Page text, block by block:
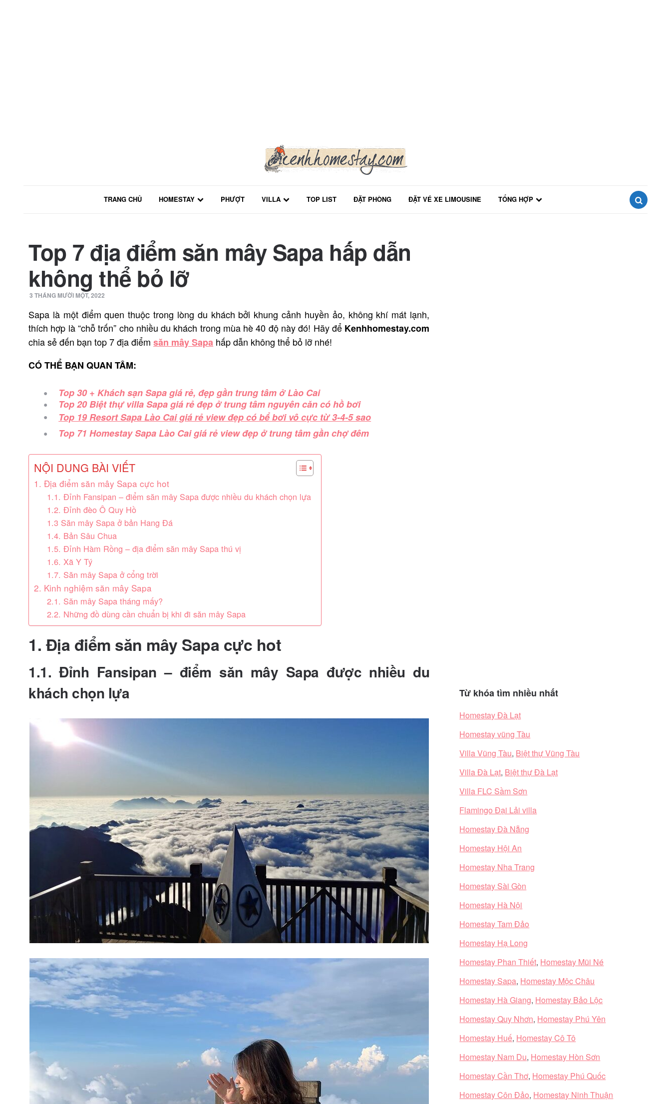
TRANG CHỦ HOMESTAY PHƯỢT VILLA TOP LIST ĐẶT PHÒNG ĐẶT VÉ XE LIMOUSINE
TỔNG HỢP
Top 7 địa điểm săn mây Sapa hấp dẫn
không thể bỏ lỡ
3 THÁNG MƯỜI MỘT, 2022
Sapa là một điểm quen thuộc trong lòng du khách bởi khung cảnh huyền ảo, không khí mát lạnh,
thích hợp là “chỗ trốn” cho nhiều du khách trong mùa hè 40 độ này đó! Hãy để Kenhhomestay.com
chia sẻ đến bạn top 7 địa điểmsăn mây Sapa hấp dẫn không thể bỏ lỡ nhé!
CÓ THỂ BẠN QUAN TÂM:
Top 30 + Khách sạn Sapa giá rẻ, đẹp gần trung tâm ở Lào Cai
Top 20 Biệt thự villa Sapa giá rẻ đẹp ở trung tâm nguyên căn có hồ bơi
Top 19 Resort Sapa Lào Cai giá rẻ view đẹp có bể bơi vô cực từ 3-4-5 sao
Top 71 Homestay Sapa Lào Cai giá rẻ view đẹp ở trung tâm gần chợ đêm
NỘI DUNG BÀI VIẾT
1. Địa điểm săn mây Sapa cực hot
1.1. Đỉnh Fansipan – điểm săn mây Sapa được nhiều du khách chọn lựa
1.2. Đỉnh đèo Ô Quy Hồ
1.3 Săn mây Sapa ở bản Hang Đá
1.4. Bản Sâu Chua
1.5. Đỉnh Hàm Rồng – địa điểm săn mây Sapa thú vị
1.6. Xã Y Tý
1.7. Săn mây Sapa ở cổng trời
2. Kinh nghiệm săn mây Sapa
2.1. Săn mây Sapa tháng mấy?
2.2. Những đồ dùng cần chuẩn bị khi đi săn mây Sapa
1. Địa điểm săn mây Sapa cực hot
1.1. Đỉnh Fansipan – điểm săn mây Sapa được nhiều du
khách chọn lựa
Từ khóa tìm nhiều nhất
Homestay Đà Lạt
Homestay vũng Tàu
Villa Vũng Tàu, Biệt thự Vũng Tàu
Villa Đà Lạt, Biệt thự Đà Lạt
Villa FLC Sầm Sơn
Flamingo Đại Lải villa
Homestay Đà Nẵng
Homestay Hội An
Homestay Nha Trang
Homestay Sài Gòn
Homestay Hà Nội
Homestay Tam Đảo
Homestay Hạ Long
Homestay Phan Thiết, Homestay Mũi Né
Homestay Sapa, Homestay Mộc Châu
Homestay Hà Giang, Homestay Bảo Lộc
Homestay Quy Nhơn, Homestay Phú Yên
Homestay Huế, Homestay Cô Tô
Homestay Nam Du, Homestay Hòn Sơn
Homestay Cần Thơ, Homestay Phú Quốc
Homestay Côn Đảo, Homestay Ninh Thuận